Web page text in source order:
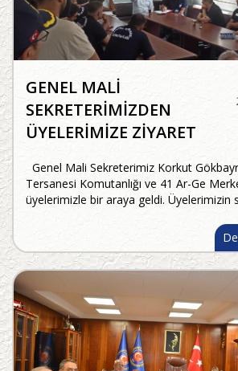
GENEL MALİ
SEKRETERİMİZDEN
ÜYELERİMİZE ZİYARET
Genel Mali Sekreterimiz Korkut
Tersanesi Komutanlığı ve 41 Ar-Ge
üyelerimizle bir araya geldi. Üyelerimizin